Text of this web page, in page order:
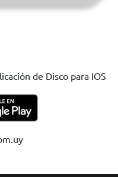
de Disco para IOS